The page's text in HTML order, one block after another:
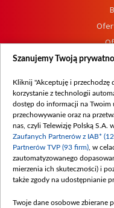
Procedura
Szanujemy Twoją
Kliknij "Akceptuję i przechodzę
korzystanie z technologii
dostęp do informacji na Twoim
przechowywanie oraz na
nas, czyli Telewizję Polską S.A.
Zaufanych Partnerów z IAB*
Partnerów TVP (93 firm) , w
zautomatyzowanego
mierzenia ich skuteczności) i
także zgody na udostępnianie
Twoje dane osobowe zbierane